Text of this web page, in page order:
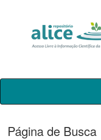
Skip
Página de Busca